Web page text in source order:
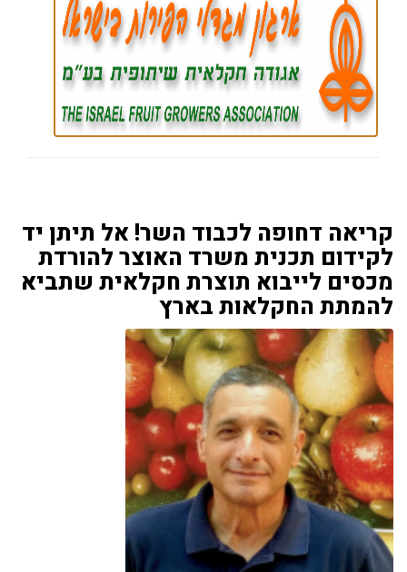
קריאה דחופה לכבוד השר! אל תיתן יד
לקידום תכנית משרד האוצר להורדת
מכסים לייבוא תוצרת חקלאית שתביא
להמתת החקלאות בארץ